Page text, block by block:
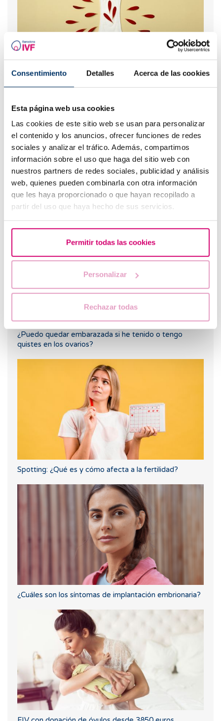
Consentimiento Detalles Acerca de las cookies
Esta página web usa cookies
Las cookies de este sitio web se usan para personalizar
el contenido y los anuncios, ofrecer funciones de redes
sociales y analizar el tráfico. Además, compartimos
información sobre el uso que haga del sitio web con
nuestros partners de redes sociales, publicidad y análisis
web, quienes pueden combinarla con otra información
que les haya proporcionado o que hayan recopilado a
partir del uso que haya hecho de sus servicios.
Permitir todas las cookies
Personalizar
Rechazar todas
Flujo marrón: causas, relación con la regla y el
embarazo
Progesterona, ¿cuándo hay que utilizarla?
¿Puedo quedar embarazada si he tenido o tengo
quistes en los ovarios?
Spotting: ¿Qué es y cómo afecta a la fertilidad?
¿Cuáles son los síntomas de implantación embrionaria?